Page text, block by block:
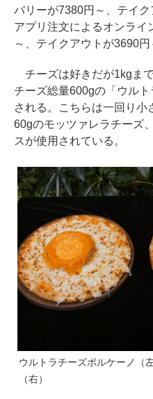
バリーが7380円～、テイク
アプリ注文によるオンライ
～、テイクアウトが3690円
チーズは好きだが1kgま
チーズ総量600gの「ウル
される。こちらは一回り
60gのモッツァレラチーズ
スが使用されている。
ウルトラチーズボルケーノ（
（右）